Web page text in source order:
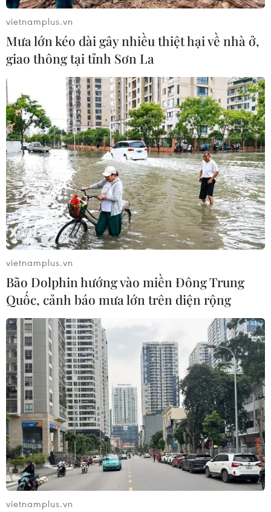
TIN CÙNG CHUYÊN MỤC
Công Phượng gặp thử thách lớn
trong ngày tái xuất V-League 2026/27
06/08/2026 11:49
Nhận định Việt Nam vs
Campuchia: Vì sao thầy trò HLV Kim
Sang-sik cần giành ngôi đầu bảng?
vietnamplus.vn
Mưa lớn kéo dài gây nhiều thiệt hại về nhà ở,
giao thông tại tỉnh Sơn La
vietnamplus.vn
Bão Dolphin hướng vào miền Đông Trung
Quốc, cảnh báo mưa lớn trên diện rộng
vietnamplus.vn